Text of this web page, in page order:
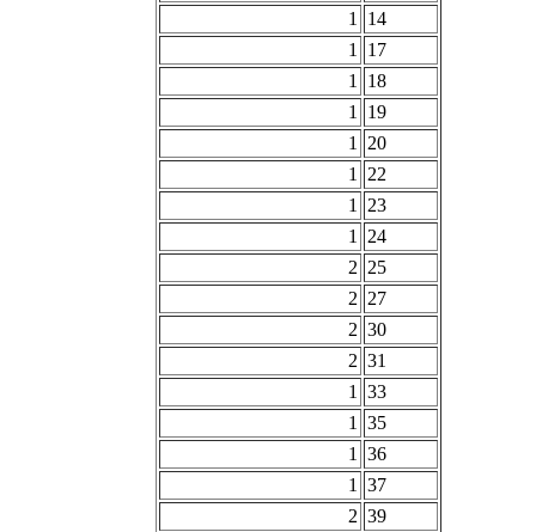
1
14
1
17
1
18
1
19
1
20
1
22
1
23
1
24
2 25
2 27
2 30
2 31
1
33
1
35
1
36
1
37
2 39